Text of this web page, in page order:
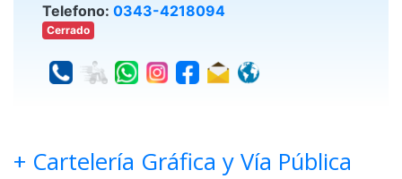
Telefono: 0343-4218094
Cerrado
+ Cartelería Gráfica y Vía Pública